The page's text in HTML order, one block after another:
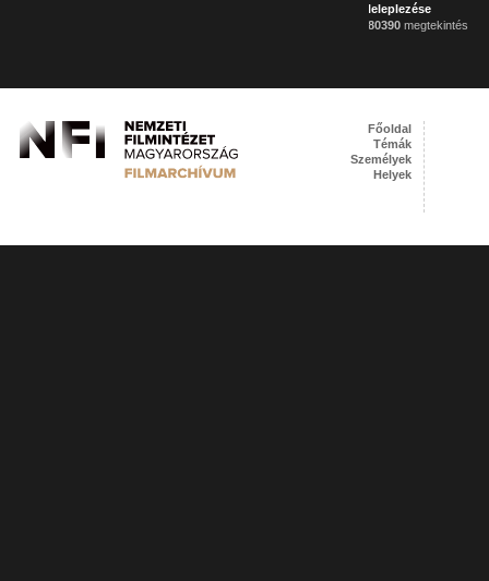
leleplezése
80390 megtekintés
Főoldal
Témák
Személyek
Helyek